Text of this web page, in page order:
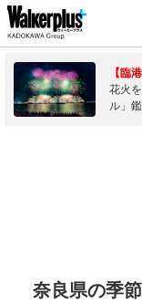
【臨
花火
ル」
奈良県の季